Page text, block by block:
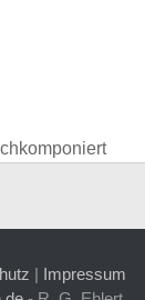
| Impressum